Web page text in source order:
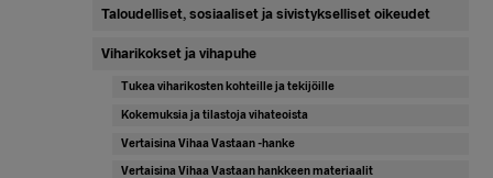
Taloudelliset, sosiaaliset ja sivistykselliset oikeudet
Viharikokset ja vihapuhe
Tukea viharikosten kohteille ja tekijöille
Kokemuksia ja tilastoja vihateoista
Vertaisina Vihaa Vastaan -hanke
Vertaisina Vihaa Vastaan hankkeen materiaalit